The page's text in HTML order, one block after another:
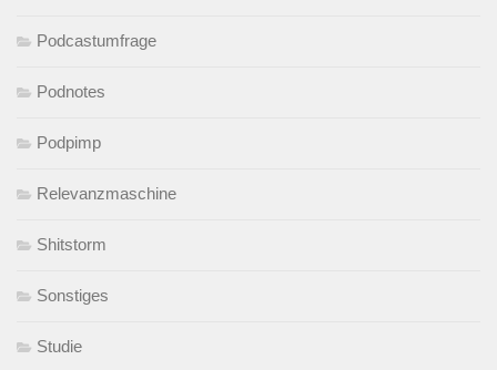
Podcastumfrage
Podnotes
Podpimp
Relevanzmaschine
Shitstorm
Sonstiges
Studie